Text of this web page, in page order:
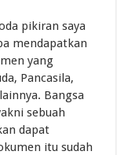
pikiran saya
mendapatkan
yang
Pancasila,
Bangsa
sebuah
dapat
itu sudah